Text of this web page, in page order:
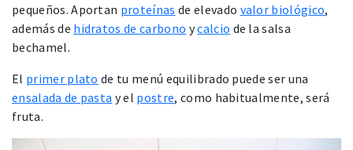
pequeños. Aportan proteínas de elevado valor biológico,
además de hidratos de carbono ycalcio de la salsa
bechamel.
El primer plato de tu menú equilibrado puede ser una
ensalada de pasta y el postre, como habitualmente, será
fruta.